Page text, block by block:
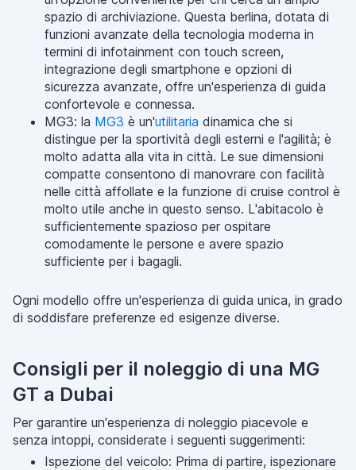
spazio di archiviazione. Questa berlina, dotata di
funzioni avanzate della tecnologia moderna in
termini di infotainment con touch screen,
integrazione degli smartphone e opzioni di
sicurezza avanzate, offre un'esperienza di guida
confortevole e connessa.
MG3: la MG3 è un'utilitaria dinamica che si
distingue per la sportività degli esterni e l'agilità; è
molto adatta alla vita in città. Le sue dimensioni
compatte consentono di manovrare con facilità
nelle città affollate e la funzione di cruise control è
molto utile anche in questo senso. L'abitacolo è
sufficientemente spazioso per ospitare
comodamente le persone e avere spazio
sufficiente per i bagagli.
Ogni modello offre un'esperienza di guida unica, in grado
di soddisfare preferenze ed esigenze diverse.
Consigli per il noleggio di una MG
GT a Dubai
Per garantire un'esperienza di noleggio piacevole e
senza intoppi, considerate i seguenti suggerimenti:
Ispezione del veicolo: Prima di partire, ispezionare